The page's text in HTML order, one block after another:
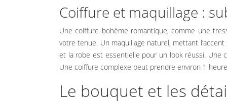
TENUES ET
COSTUMES
Coiffure et maquillage :
Une coiffure bohème romantique, comme une
votre tenue. Un maquillage naturel, mettant
et la robe est essentielle pour un look réussi.
Une coiffure complexe peut prendre environ 1
Le bouquet et les